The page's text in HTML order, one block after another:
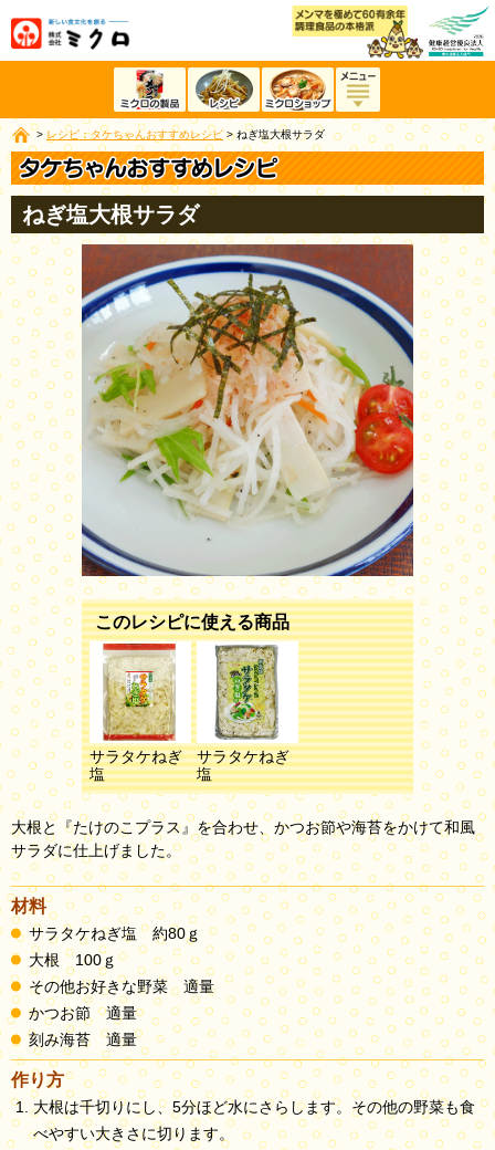
> レシピ：タケちゃんおすすめレシピ > ねぎ塩大根サラダ
ねぎ塩大根サラダ
このレシピに使える商品
サラタケねぎ
塩
サラタケねぎ
塩
大根と『たけのこプラス』を合わせ、かつお節や海苔をかけて和風
サラダに仕上げました。
材料
サラタケねぎ塩 約80ｇ
大根 100ｇ
その他お好きな野菜 適量
かつお節 適量
刻み海苔 適量
作り方
大根は千切りにし、5分ほど水にさらします。その他の野菜も食
べやすい大きさに切ります。